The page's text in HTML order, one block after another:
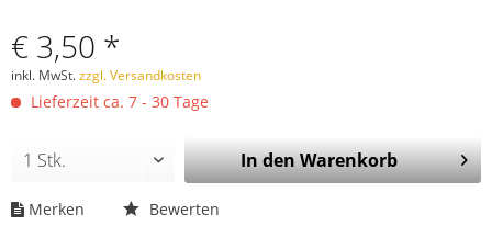
€ 3,50 *
inkl. MwSt.zzgl. Versandkosten
Lieferzeit ca. 7 - 30 Tage
In denWarenkorb
Merken Bewerten